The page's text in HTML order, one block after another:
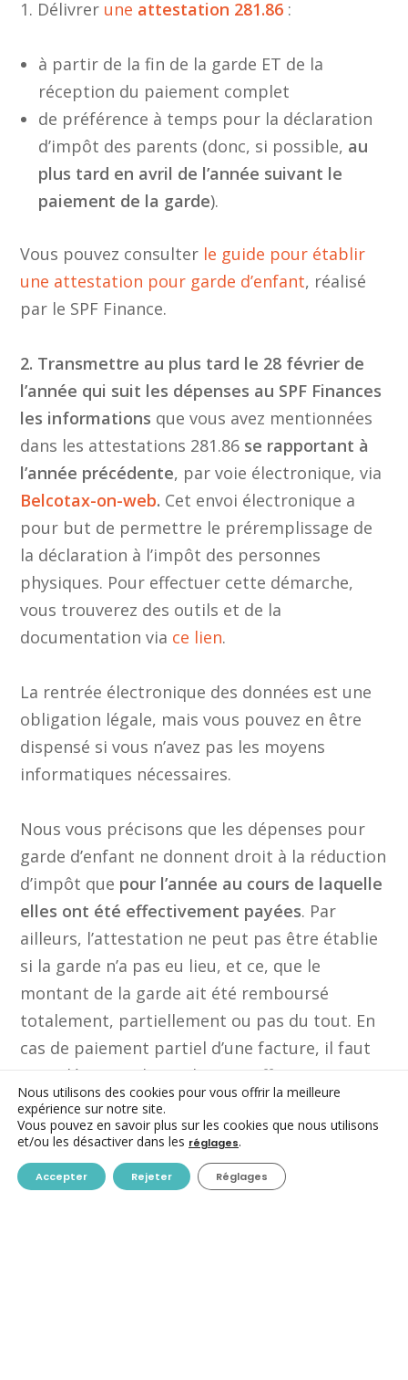
1. Délivrer une attestation 281.86 :
à partir de la fin de la garde ET de la
réception du paiement complet
de préférence à temps pour la déclaration
d’impôt des parents (donc, si possible, au
plus tard en avril de l’année suivant le
paiement de la garde).
Vous pouvez consulter le guide pour établir
une attestation pour garde d’enfant, réalisé
par le SPF Finance.
2. Transmettre au plus tard le 28 février de
l’année qui suit les dépenses au SPF Finances
les informations que vous avez mentionnées
dans les attestations 281.86 se rapportant à
l’année précédente, par voie électronique, via
Belcotax-on-web. Cet envoi électronique a
pour but de permettre le préremplissage de
la déclaration à l’impôt des personnes
physiques. Pour effectuer cette démarche,
vous trouverez des outils et de la
documentation via ce lien.
La rentrée électronique des données est une
obligation légale, mais vous pouvez en être
dispensé si vous n’avez pas les moyens
informatiques nécessaires.
Nous vous précisons que les dépenses pour
garde d’enfant ne donnent droit à la réduction
d’impôt que pour l’année au cours de laquelle
elles ont été effectivement payées. Par
ailleurs, l’attestation ne peut pas être établie
si la garde n’a pas eu lieu, et ce, que le
montant de la garde ait été remboursé
totalement, partiellement ou pas du tout. En
cas de paiement partiel d’une facture, il faut
considérer que la garde n’est effectivement
payée que lorsque l’entièreté de la facture est
payée. Dans le même ordre d’idée, aucune
d’annulation.
Nous utilisons des cookies pour vous offrir la meilleure
expérience sur notre site.
Vous pouvez en savoir plus sur les cookies que nous utilisons
et/ou les désactiver dans les réglages.
Accepter Rejeter Réglages